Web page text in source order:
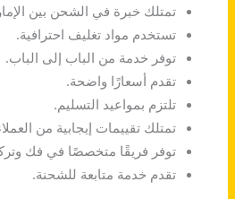
تمتلك خبرة في الشحن بين
تستخدم مواد تغليف احترافية.
توفر خدمة من الباب إلى الباب.
تقدم أسعارًا واضحة.
تلتزم بمواعيد التسليم.
تمتلك تقييمات إيجابية من
توفر فريقًا متخصصًا في فك
تقدم خدمة متابعة للشحنة.